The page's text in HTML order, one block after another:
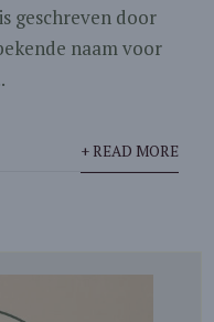
geschreven door
naam voor
+ READ MORE